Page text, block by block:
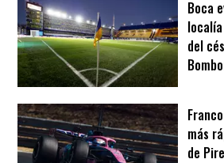
Boca
del
más
de